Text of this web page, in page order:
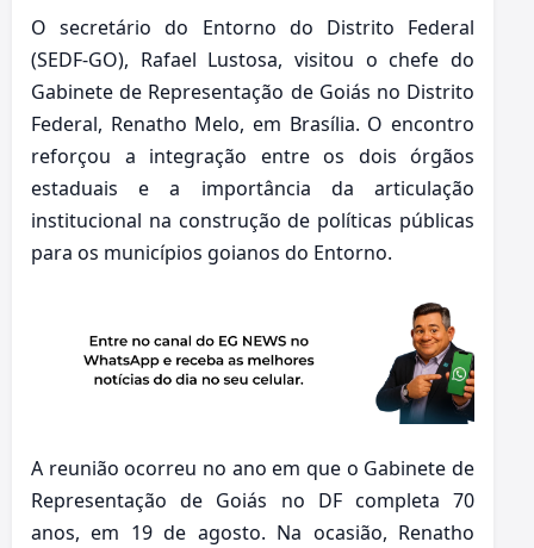
O secretário do Entorno do Distrito Federal
(SEDF-GO), Rafael Lustosa, visitou o chefe do
Gabinete de Representação de Goiás no Distrito
Federal, Renatho Melo, em Brasília. O encontro
reforçou a integração entre os dois órgãos
estaduais e a importância da articulação
institucional na construção de políticas públicas
para os municípios goianos do Entorno.
A reunião ocorreu no ano em que o Gabinete de
Representação de Goiás no DF completa 70
anos, em 19 de agosto. Na ocasião, Renatho